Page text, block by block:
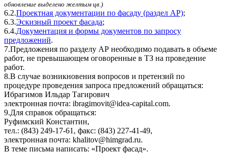
обновление выделено желтым цв.)
6.2.Проектная документации по фасаду (раздел АР);
6.3.Эскизный проект фасада;
6.4.Документация и формы документов по запросу
предложений.
7.Предложения по разделу АР необходимо подавать в объеме
работ, не превышающем оговоренные в ТЗ на проведение
работ.
8.В случае возникновения вопросов и претензий по
процедуре проведения запроса предложений обращаться:
Ибрагимов Ильдар Тагирович
электронная почта: ibragimovit@idea-capital.com.
9.Для справок обращаться:
Руфимский Константин,
тел.: (843) 249-17-61, факс: (843) 227-41-49,
электронная почта: khalitov@himgrad.ru.
В теме письма написать: «Проект фасад».